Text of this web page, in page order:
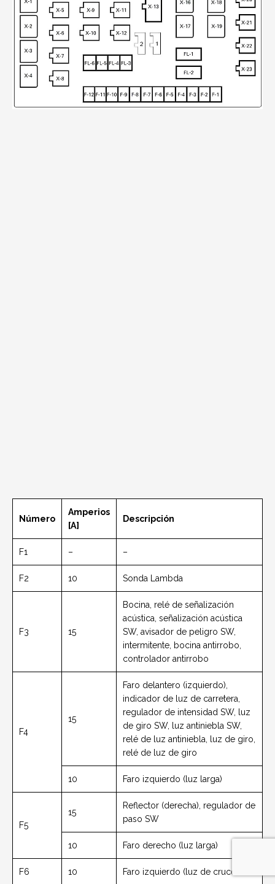
Número
Amperios
[A]
Descripción
F1 – –
F2 10 Sonda Lambda
F3 15
Bocina, relé de señalización
acústica, señalización acústica
SW, avisador de peligro SW,
intermitente, bocina antirrobo,
controlador antirrobo
F4
15
Faro delantero (izquierdo),
indicador de luz de carretera,
regulador de intensidad SW, luz
de giro SW, luz antiniebla SW,
relé de luz antiniebla, luz de giro,
relé de luz de giro
10 Faro izquierdo (luz larga)
F5
15
Reflector (derecha), regulador de
paso SW
10 Faro derecho (luz larga)
F6 10 Faro izquierdo (luz de cruce)